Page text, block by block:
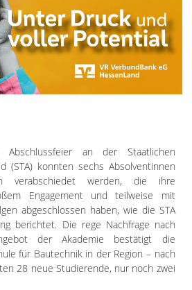
an der Staatlichen
(STA) konnten sechs Absolventinnen
verabschiedet werden, die ihre
Engagement und teilweise mit
abgeschlossen haben, wie die STA
berichtet. Die rege Nachfrage nach
der Akademie bestätigt die
für Bautechnik in der Region – nach
28 neue Studierende, nur noch zwei